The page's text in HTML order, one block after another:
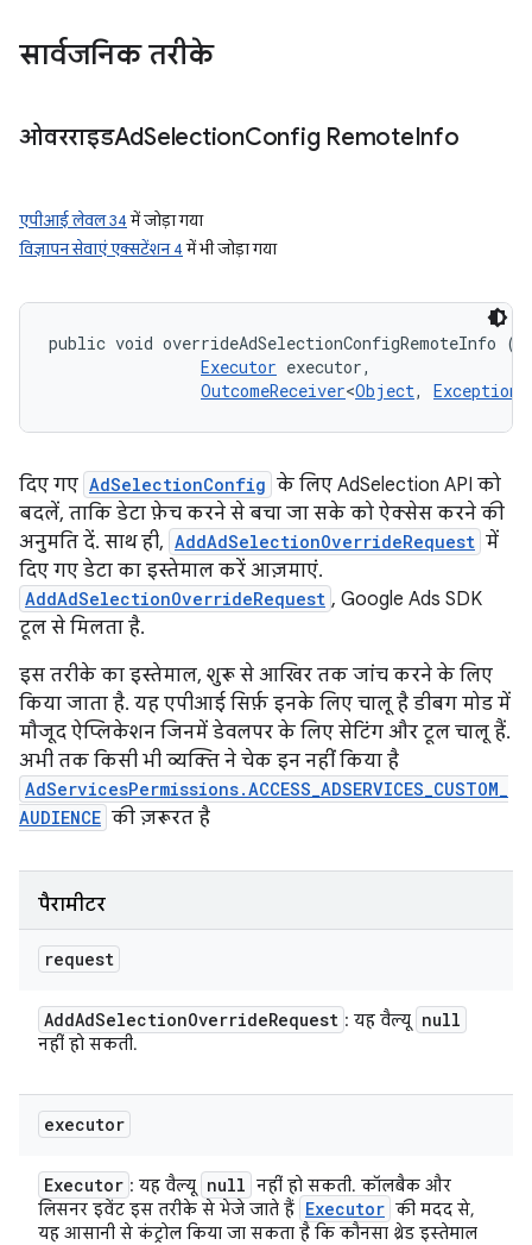
सार्वजनिक तरीके
ओवरराइडAdSelectionConfig RemoteInfo
एपीआई लेवल 34में जोड़ा गया
विज्ञापन सेवाएं एक्सटेंशन 4में भी जोड़ा गया
public void overrideAdSelectionConfigRemoteInfo (
Executor executor,
OutcomeReceiver<Object, Exception
दिए गए AdSelectionConfig के लिए AdSelection API को
बदलें, ताकि डेटा फ़ेच करने से बचा जा सके को ऐक्सेस करने की
अनुमति दें. साथ ही, AddAdSelectionOverrideRequest में
दिए गए डेटा का इस्तेमाल करें आज़माएं.
AddAdSelectionOverrideRequest , Google Ads SDK
टूल से मिलता है.
इस तरीके का इस्तेमाल, शुरू से आखिर तक जांच करने के लिए
किया जाता है. यह एपीआई सिर्फ़ इनके लिए चालू है डीबग मोड में
मौजूद ऐप्लिकेशन जिनमें डेवलपर के लिए सेटिंग और टूल चालू हैं.
अभी तक किसी भी व्यक्ति ने चेक इन नहीं किया है
AdServicesPermissions.ACCESS_ADSERVICES_CUSTOM_
AUDIENCE की ज़रूरत है
पैरामीटर
request
AddAdSelectionOverrideRequest : यह वैल्यू null
नहीं हो सकती.
executor
Executor : यह वैल्यू null नहीं हो सकती. कॉलबैक और
लिसनर इवेंट इस तरीके से भेजे जाते हैं Executor की मदद से,
यह आसानी से कंट्रोल किया जा सकता है कि कौनसा थ्रेड इस्तेमाल